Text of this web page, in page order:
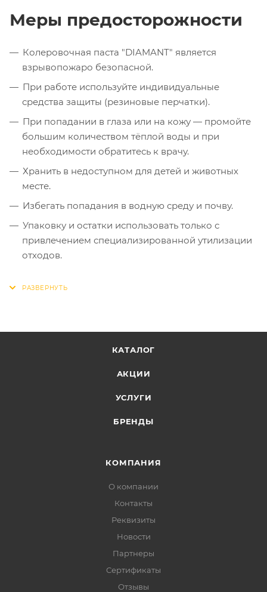
Меры предосторожности
Колеровочная паста "DIAMANT" является
взрывопожаро безопасной.
При работе используйте индивидуальные
средства защиты (резиновые перчатки).
При попадании в глаза или на кожу — промойте
большим количеством тёплой воды и при
необходимости обратитесь к врачу.
Хранить в недоступном для детей и животных
месте.
Избегать попадания в водную среду и почву.
Упаковку и остатки использовать только с
привлечением специализированной утилизации
отходов.
КАТАЛОГ
АКЦИИ
УСЛУГИ
БРЕНДЫ
КОМПАНИЯ
О компании
Контакты
Реквизиты
Новости
Партнеры
Сертификаты
Отзывы